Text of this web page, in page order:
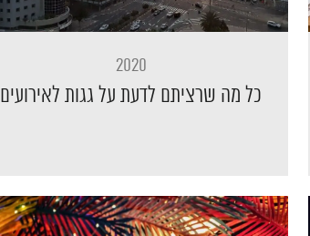
2020
כל מה שרציתם לדעת על גגות לאירועים